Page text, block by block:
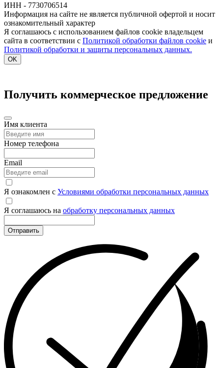
ИНН - 7730706514
Информация на сайте не является публичной офертой и носит
ознакомительный характер
Я соглашаюсь с использованием файлов cookie владельцем
сайта в соответствии с Политикой обработки файлов cookie и
Политикой обработки и защиты персональных данных.
OK
Получить коммерческое предложение
Имя клиента
Номер телефона
Email
Я ознакомлен с Условиями обработки персональных данных
Я соглашаюсь на обработку персональных данных
Отправить